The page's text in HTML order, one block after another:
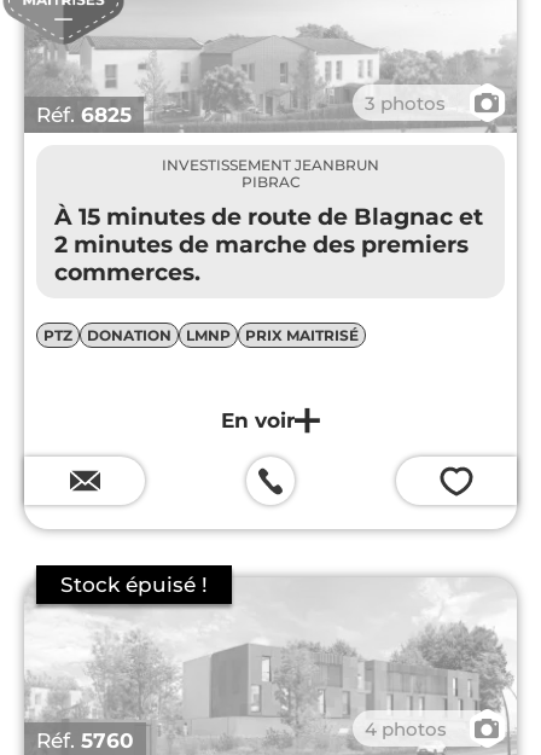
Réf. 6825 3 photos 📷
INVESTISSEMENT JEANBRUN
PIBRAC
À 15 minutes de route de Blagnac et
2 minutes de marche des premiers
commerces.
PTZ DONATION LMNP PRIX MAITRISÉ
💗
Réf. 5760 4 photos 📷